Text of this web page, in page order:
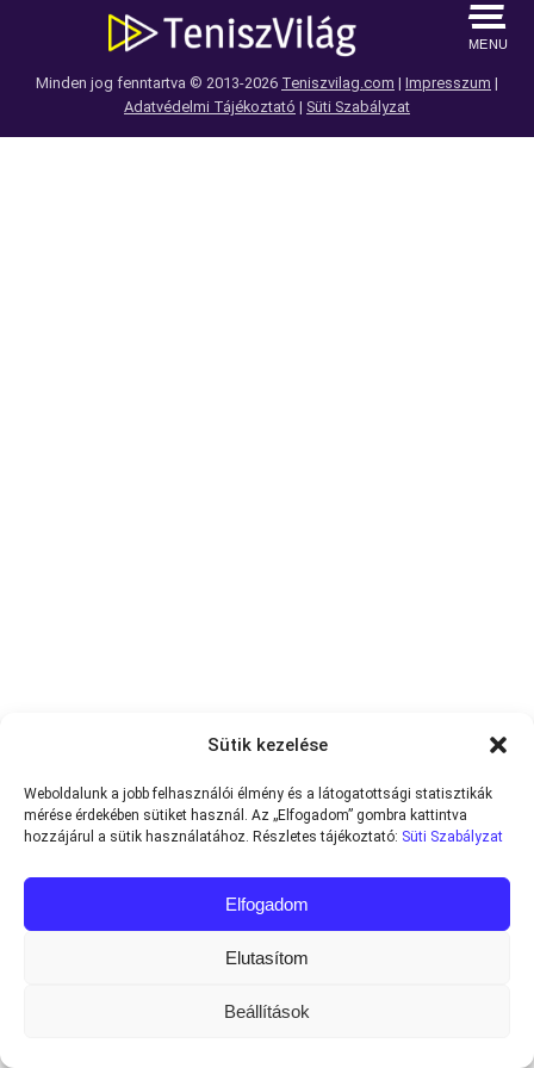
Sütik kezelése
Weboldalunk a jobb felhasználói élmény és a látogatottsági statisztikák
mérése érdekében sütiket használ. Az „Elfogadom” gombra kattintva
hozzájárul a sütik használatához. Részletes tájékoztató: Süti Szabályzat
Elfogadom
Elutasítom
Beállítások
MENU
Minden jog fenntartva © 2013-2026 Teniszvilag.com | Impresszum |
Adatvédelmi Tájékoztató | Süti Szabályzat